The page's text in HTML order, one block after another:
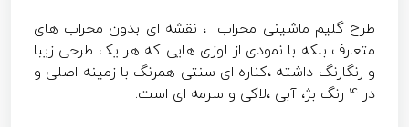
طرح گلیم ماشینی محراب ، نقشه ای بدون محراب های
متعارف بلکه با نمودی از لوزی هایی که هر یک طرحی زیبا
و رنگارنگ داشته ،کناره ای سنتی همرنگ با زمینه اصلی و
در 4 رنگ بژ، آبی ،لاکی و سرمه ای است.